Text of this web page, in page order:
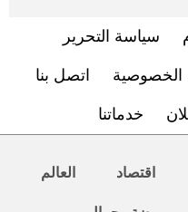
سياسة التحرير
الخصوصية اتصل بنا
خدماتنا
اقتصاد العالم